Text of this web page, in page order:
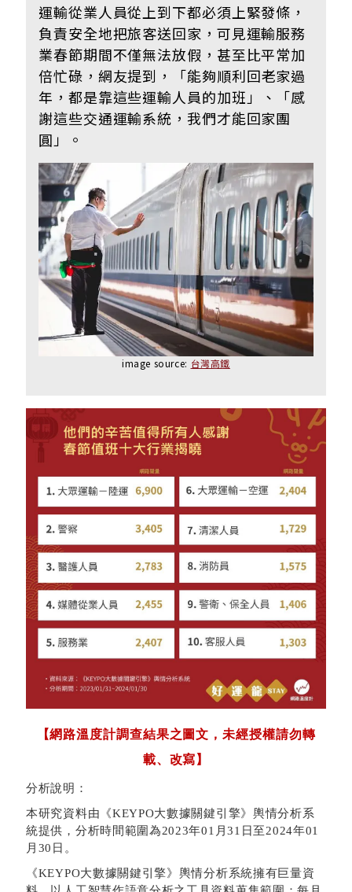
運輸從業人員從上到下都必須上緊發條，
負責安全地把旅客送回家，可見運輸服務
業春節期間不僅無法放假，甚至比平常加
倍忙碌，網友提到，
「能夠順利回老家過
年，都是靠這些運輸人員的加班 」、
「感
謝這些交通運輸系統，我們才能回家團
圓」。
image source: 台灣高鐵
【網路溫度計調查結果之 圖文 ，未經授權請勿轉
載、改寫】
分析說明：
本研究資料由《KEYPO大數據關鍵引擎》輿情分析系
統提供，分析時間範圍為2023年01月31日至2024年01
月30日。
《KEYPO大數據關鍵引擎》輿情分析系統擁有巨量資